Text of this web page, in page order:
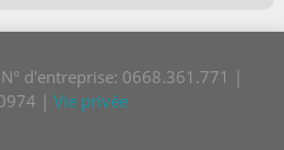
d'entreprise: 0668.361.771 |
| Vie privée